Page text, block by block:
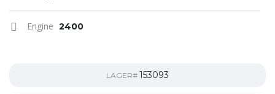
Engine 2400
LAGER# 153093